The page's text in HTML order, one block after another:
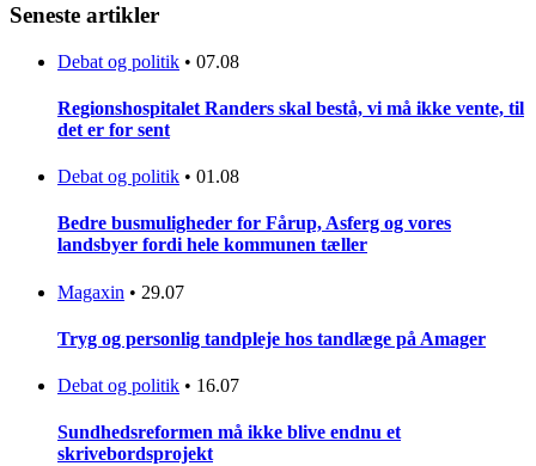
Seneste artikler
Debat og politik • 07.08
Regionshospitalet Randers skal bestå, vi må ikke vente, til
det er for sent
Debat og politik • 01.08
Bedre busmuligheder for Fårup, Asferg og vores
landsbyer fordi hele kommunen tæller
Magaxin • 29.07
Tryg og personlig tandpleje hos tandlæge på Amager
Debat og politik • 16.07
Sundhedsreformen må ikke blive endnu et
skrivebordsprojekt